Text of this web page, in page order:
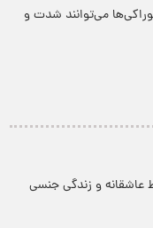
می‌توانند شدت و
عاشقانه و زندگی جنسی